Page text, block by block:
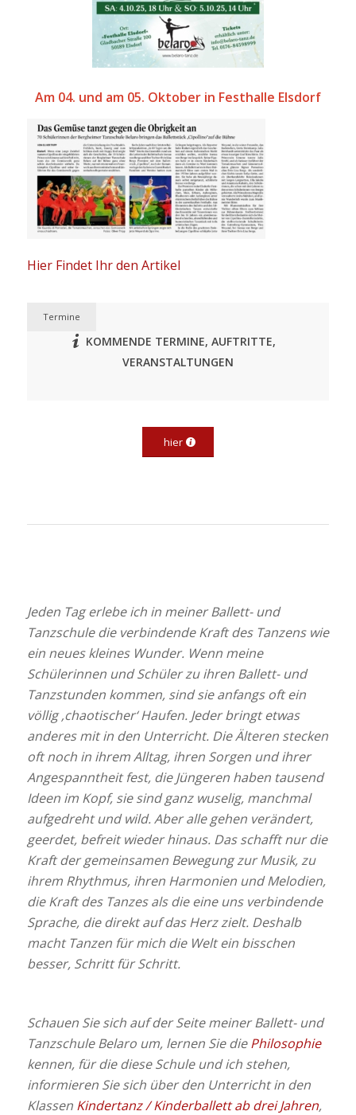
Am 04. und am 05. Oktober in Festhalle Elsdorf
Hier Findet Ihr den Artikel
Termine
KOMMENDE TERMINE, AUFTRITTE,
VERANSTALTUNGEN
hier
Jeden Tag erlebe ich in meiner Ballett- und
Tanzschule die verbindende Kraft des Tanzens wie
ein neues kleines Wunder. Wenn meine
Schülerinnen und Schüler zu ihren Ballett- und
Tanzstunden kommen, sind sie anfangs oft ein
völlig ‚chaotischer‘ Haufen. Jeder bringt etwas
anderes mit in den Unterricht. Die Älteren stecken
oft noch in ihrem Alltag, ihren Sorgen und ihrer
Angespanntheit fest, die Jüngeren haben tausend
Ideen im Kopf, sie sind ganz wuselig, manchmal
aufgedreht und wild. Aber alle gehen verändert,
geerdet, befreit wieder hinaus. Das schafft nur die
Kraft der gemeinsamen Bewegung zur Musik, zu
ihrem Rhythmus, ihren Harmonien und Melodien,
die Kraft des Tanzes als die eine uns verbindende
Sprache, die direkt auf das Herz zielt. Deshalb
macht Tanzen für mich die Welt ein bisschen
besser, Schritt für Schritt.
Schauen Sie sich auf der Seite meiner Ballett- und
Tanzschule Belaro um, lernen Sie diePhilosophie
kennen, für die diese Schule und ich stehen,
informieren Sie sich über den Unterricht in den
Klassen Kindertanz / Kinderballett ab drei Jahren,